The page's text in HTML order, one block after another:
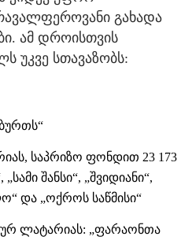
გახადა
ამ დროისთვის
უკვე სთავაზობს:
საპრიზო ფონდით 23 173
შანსი“, „შვიდიანი“,
და „ოქროს საწმისი“
ლატარიას: „ფარაონთა